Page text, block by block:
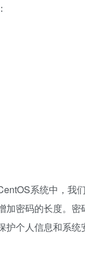
系统中，我
密码的长度。
个人信息和系统